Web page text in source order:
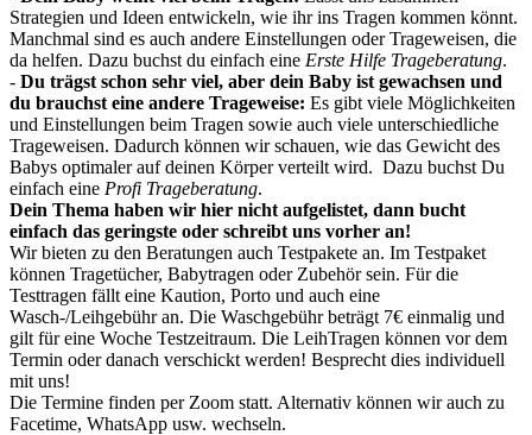
Strategien und Ideen entwickeln, wie ihr ins Tragen kommen könnt.
Manchmal sind es auch andere Einstellungen oder Trageweisen, die
da helfen. Dazu buchst du einfach eine Erste Hilfe Trageberatung.
- Du trägst schon sehr viel, aber dein Baby ist gewachsen und
du brauchst eine andere Trageweise: Es gibt viele Möglichkeiten
und Einstellungen beim Tragen sowie auch viele unterschiedliche
Trageweisen. Dadurch können wir schauen, wie das Gewicht des
Babys optimaler auf deinen Körper verteilt wird. Dazu buchst Du
einfach eine Profi Trageberatung.
Dein Thema haben wir hier nicht aufgelistet, dann bucht
einfach das geringste oder schreibt uns vorher an!
Wir bieten zu den Beratungen auch Testpakete an. Im Testpaket
können Tragetücher, Babytragen oder Zubehör sein. Für die
Testtragen fällt eine Kaution, Porto und auch eine
Wasch-/Leihgebühr an. Die Waschgebühr beträgt 7€ einmalig und
gilt für eine Woche Testzeitraum. Die LeihTragen können vor dem
Termin oder danach verschickt werden! Besprecht dies individuell
mit uns!
Die Termine finden per Zoom statt. Alternativ können wir auch zu
Facetime, WhatsApp usw. wechseln.